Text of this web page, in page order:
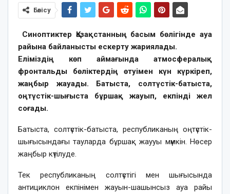
Бөлісу
Синоптиктер Қазақстанның басым бөлігінде ауа
райына байланысты ескерту жариялады.
Еліміздің көп аймағында атмосфералық
фронтальды бөліктердің өтуімен күн күркіреп,
жаңбыр жауады. Батыста, солтүстік-батыста,
оңтүстік-шығыста бұршақ жауып, екпінді жел
соғады.
Батыста, солтүстік-батыста, республиканың оңтүстік-
шығысындағы тауларда бұршақ жаууы мүмкін. Нөсер
жаңбыр күтілуде.
Тек республиканың солтүстігі мен шығысында
антициклон екпінімен жауын-шашынсыз ауа райы